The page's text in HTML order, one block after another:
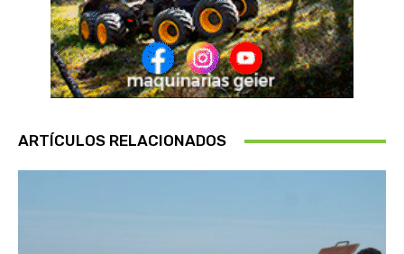
ARTÍCULOS RELACIONADOS